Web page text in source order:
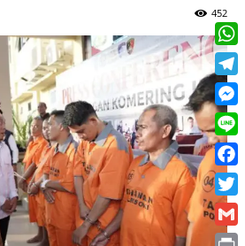
452
Line